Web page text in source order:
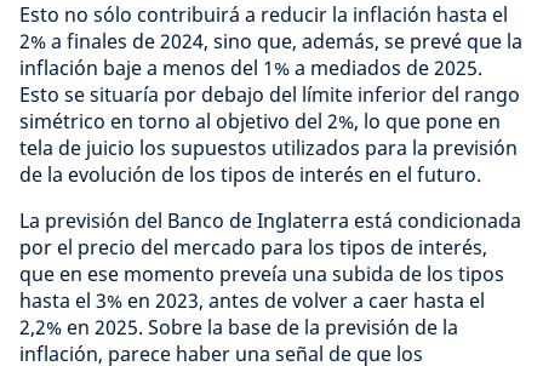
Esto no sólo contribuirá a reducir la inflación hasta el
2% a finales de 2024, sino que, además, se prevé que la
inflación baje a menos del 1% a mediados de 2025.
Esto se situaría por debajo del límite inferior del rango
simétrico en torno al objetivo del 2%, lo que pone en
tela de juicio los supuestos utilizados para la previsión
de la evolución de los tipos de interés en el futuro.
La previsión del Banco de Inglaterra está condicionada
por el precio del mercado para los tipos de interés,
que en ese momento preveía una subida de los tipos
hasta el 3% en 2023, antes de volver a caer hasta el
2,2% en 2025. Sobre la base de la previsión de la
inflación, parece haber una señal de que los